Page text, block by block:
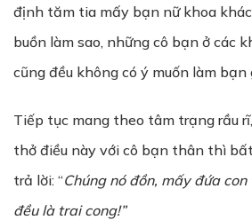
định tăm tia mấy bạn nữ khoa
buồn làm sao, những cô bạn ở các
cũng đều không có ý muốn làm bạn
Tiếp tục mang theo tâm trạng rầu
thở điều này với cô bạn thân thì
trả lời: “Chúng nó đồn, mấy đứa con
đều là trai cong!”